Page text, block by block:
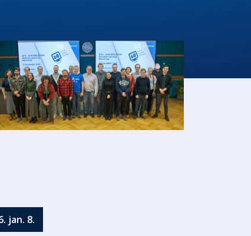
jan. 8.